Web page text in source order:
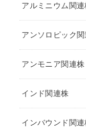
アルミニウム関連
アンソロピック
アンモニア関連株
インド関連株
インバウンド関連